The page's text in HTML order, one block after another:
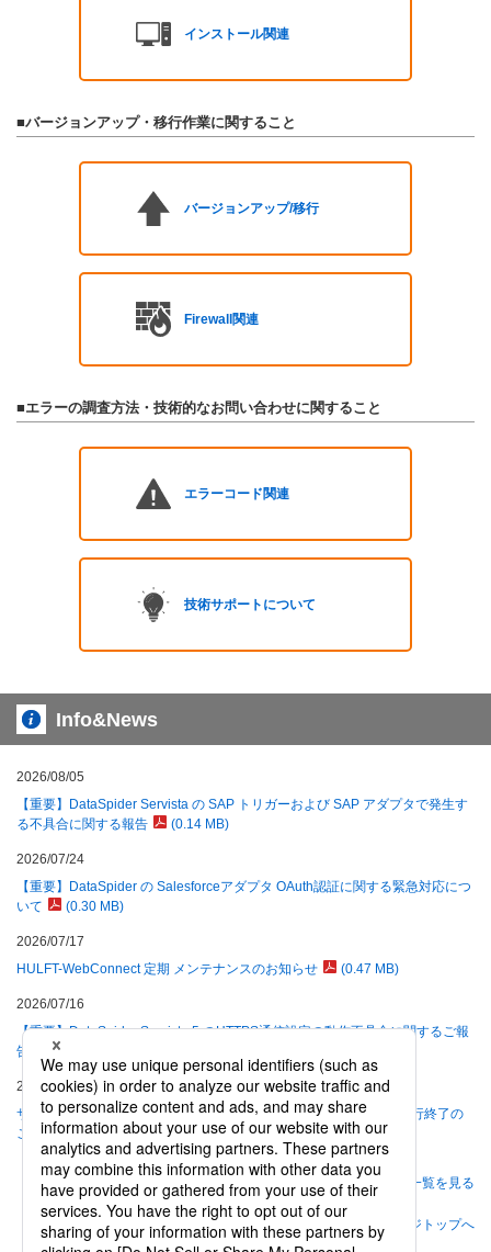
インストール関連
■バージョンアップ・移行作業に関すること
バージョンアップ/移行
Firewall関連
■エラーの調査方法・技術的なお問い合わせに関すること
エラーコード関連
技術サポートについて
Info&News
2026/08/05
【重要】DataSpider Servista の SAP トリガーおよび SAP アダプタで発生す
る不具合に関する報告
(0.14 MB)
2026/07/24
【重要】DataSpider の Salesforceアダプタ OAuth認証に関する緊急対応につ
いて
(0.30 MB)
2026/07/17
HULFT-WebConnect 定期 メンテナンスのお知らせ
(0.47 MB)
2026/07/16
【重要】DataSpider Servista 5 のHTTPS通信設定の動作不具合に関するご報
告
(0.12 MB)
2026/06/30
サポート終了製品の製品モジュール提供およびプロダクトキー再発行終了の
ご案内
(0.69 MB)
一覧を見る
ページトップへ